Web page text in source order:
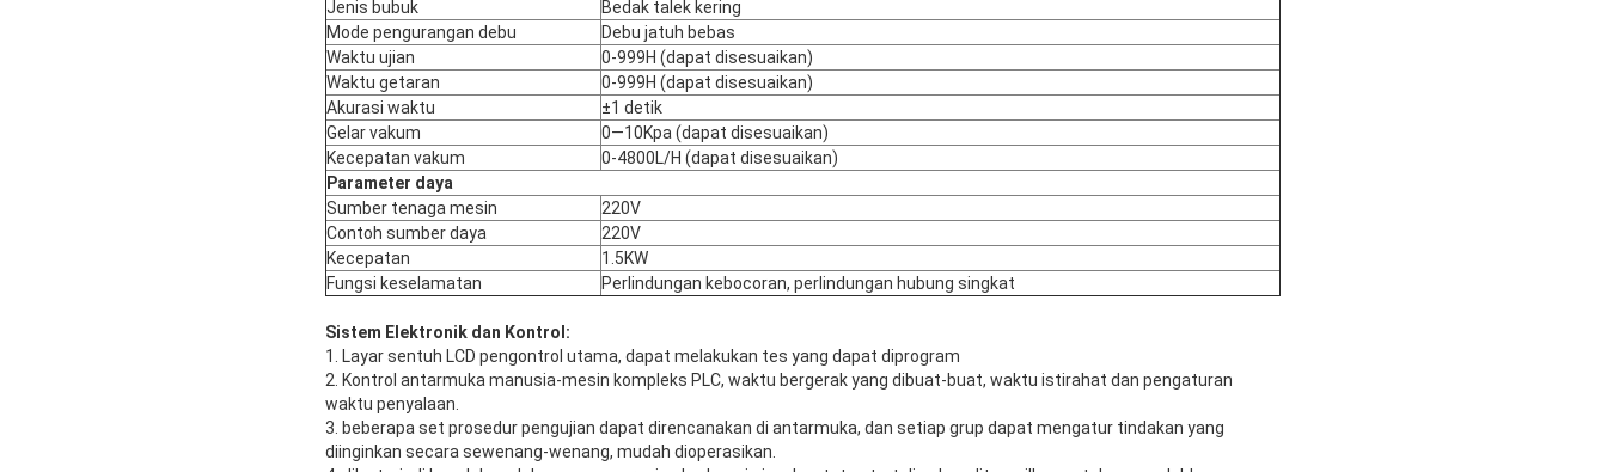
Jenis bubuk
Bedak talek kering
Mode pengurangan debu
Debu jatuh bebas
Waktu ujian
0-999H (dapat disesuaikan)
Waktu getaran
0-999H (dapat disesuaikan)
Akurasi waktu
±1 detik
Gelar vakum
0—10Kpa (dapat disesuaikan)
Kecepatan vakum
0-4800L/H (dapat disesuaikan)
Parameter daya
Sumber tenaga mesin
220V
Contoh sumber daya
220V
Kecepatan
1.5KW
Fungsi keselamatan
Perlindungan kebocoran, perlindungan hubung singkat
Sistem Elektronik dan Kontrol:
1. Layar sentuh LCD pengontrol utama, dapat melakukan tes yang dapat diprogram
2. Kontrol antarmuka manusia-mesin kompleks PLC, waktu bergerak yang dibuat-buat, waktu istirahat dan pengaturan
waktu penyalaan.
3. beberapa set prosedur pengujian dapat direncanakan di antarmuka, dan setiap grup dapat mengatur tindakan yang
diinginkan secara sewenang-wenang, mudah dioperasikan.